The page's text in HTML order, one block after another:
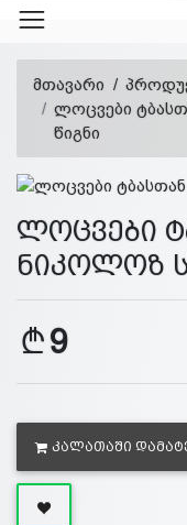
მთავარი
ლოცვები
წიგნი
ლოცვები
ნიკოლოზ
9
ᲙᲐᲚᲐᲗᲐᲨᲘ